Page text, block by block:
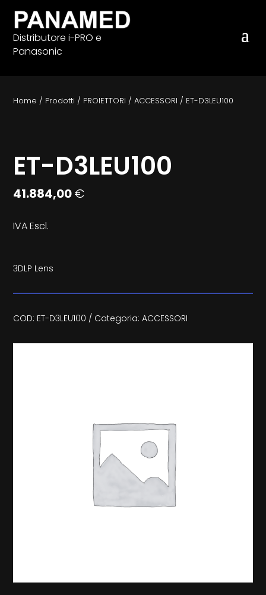
Distributore i-PRO e
Panasonic
Home / Prodotti / PROIETTORI /ACCESSORI / ET-D3LEU100
ET-D3LEU100
41.884,00€
IVA Escl.
3DLP Lens
COD: ET-D3LEU100 Categoria: ACCESSORI